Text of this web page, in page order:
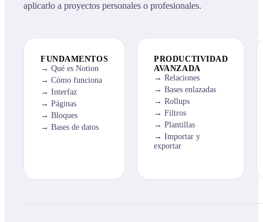
aplicarlo a proyectos personales o profesionales.
FUNDAMENTOS
Qué es Notion
Cómo funciona
Interfaz
Páginas
Bloques
Bases de datos
PRODUCTIVIDAD
AVANZADA
Relaciones
Bases enlazadas
Rollups
Filtros
Plantillas
Importar y
exportar